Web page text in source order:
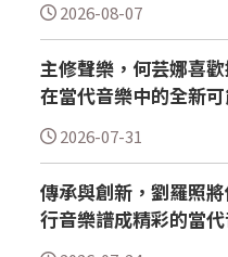
2026-08-07
主修聲樂，何芸娜喜
在當代音樂中的全新
2026-07-31
傳承與創新，劉羅照
行音樂譜成精彩的當